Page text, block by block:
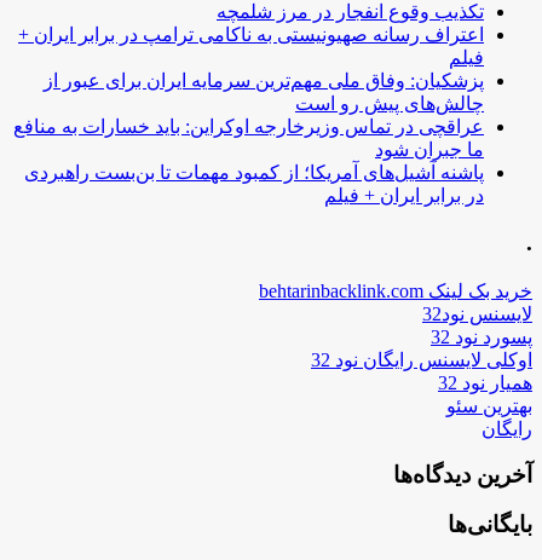
تکذیب وقوع انفجار در مرز شلمچه
اعتراف رسانه صهیونیستی به ناکامی ترامپ در برابر ایران +
فیلم
پزشکیان: وفاق ملی مهم‌ترین سرمایه ایران برای عبور از
چالش‌های پیش رو است
عراقچی در تماس وزیرخارجه اوکراین: باید خسارات به منافع
ما جبران شود
پاشنه آشیل‌های آمریکا؛ از کمبود مهمات تا بن‌بست راهبردی
در برابر ایران + فیلم
.
خرید بک لینک behtarinbacklink.com
لایسنس نود32
پسورد نود 32
اوکلی لایسنس رایگان نود 32
همیار نود 32
بهترین سئو
رایگان
آخرین دیدگاه‌ها
بایگانی‌ها